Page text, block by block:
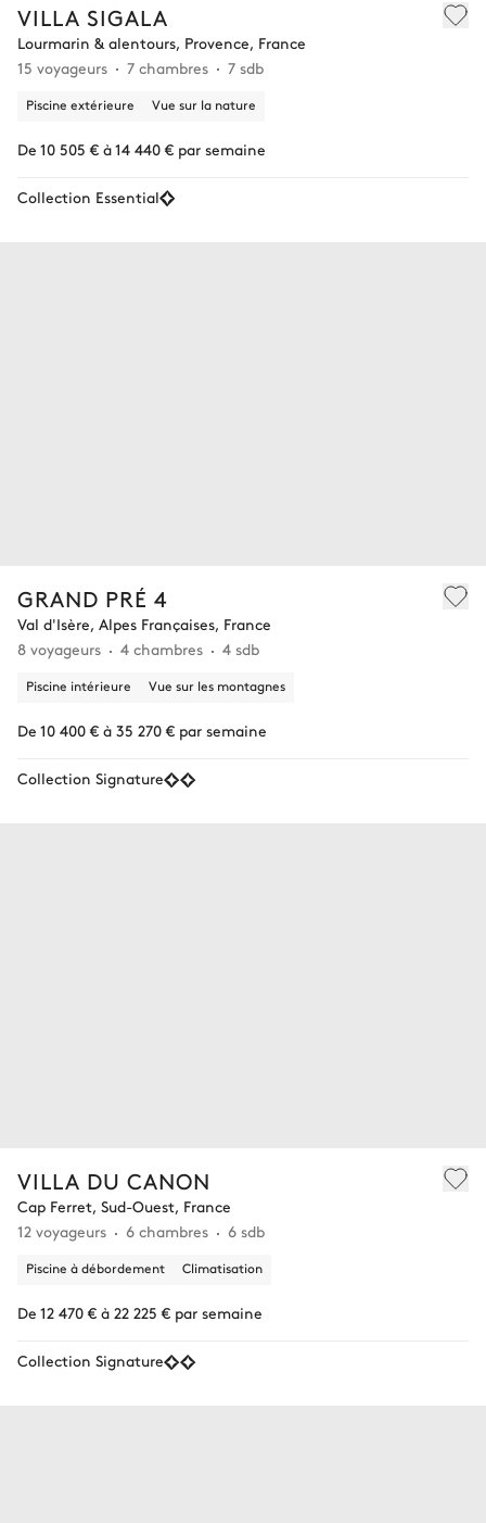
VILLA SIGALA
Lourmarin & alentours, Provence, France
15 voyageurs
7 chambres 7 sdb
Piscine extérieure Vue sur la nature
De 10 505 € à 14 440 € par semaine
Collection Essential
GRAND PRÉ 4
Val d'Isère, Alpes Françaises, France
8 voyageurs
4 chambres 4 sdb
Piscine intérieure Vue sur les montagnes
De 10 400 € à 35 270 € par semaine
Collection Signature
VILLA DU CANON
Cap Ferret, Sud-Ouest, France
12 voyageurs
6 chambres 6 sdb
Piscine à débordement Climatisation
De 12 470 € à 22 225 € par semaine
Collection Signature